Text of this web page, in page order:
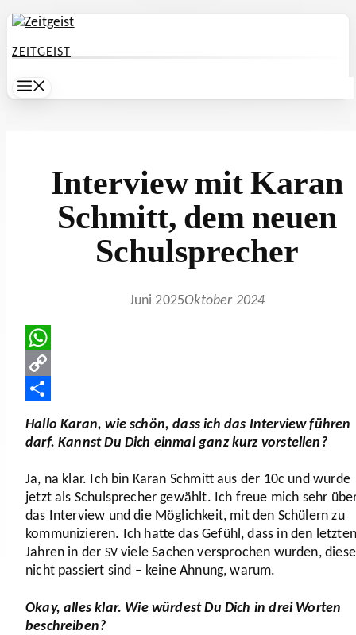
Zum
springen
ZEITGEIST
Interview mit Karan
Schmitt, dem neuen
Schulsprecher
Juni 2025Oktober 2024
WhatsApp
Copy
Hallo Karan, wie schön, dass ich das Interview führen
darf. Kannst Du Dich einmal ganz kurz vorstellen?
Ja, na klar. Ich bin Karan Schmitt aus der 10c und wurde
jetzt als Schul­spre­cher gewählt. Ich freue mich sehr
das Interview und die Möglich­keit, mit den Schülern zu
kommu­ni­zieren. Ich hatte das Gefühl, dass in den letzten
Jahren in der SVviele Sachen verspro­chen wurden, diese
nicht passiert sind – keine Ahnung, warum.
Okay, alles klar. Wie würdest Du Dich in drei Worten
beschreiben?